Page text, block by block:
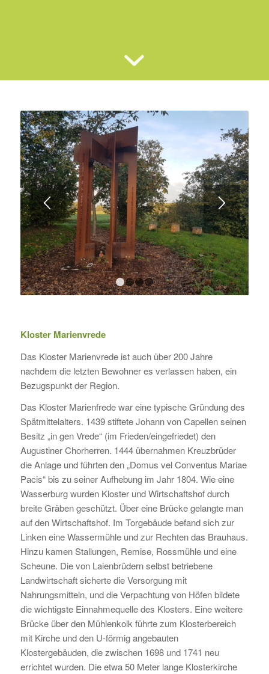
1 2 3 4
Kloster Marienvrede
Das Kloster Marienvrede ist auch über 200 Jahre
nachdem die letzten Bewohner es verlassen haben, ein
Bezugspunkt der Region.
Das Kloster Marienfrede war eine typische Gründung des
Spätmittelalters. 1439 stiftete Johann von Capellen seinen
Besitz „in gen Vrede“ (im Frieden/eingefriedet) den
Augustiner Chorherren. 1444 übernahmen Kreuzbrüder
die Anlage und führten den „Domus vel Conventus Mariae
Pacis“ bis zu seiner Aufhebung im Jahr 1804. Wie eine
Wasserburg wurden Kloster und Wirtschaftshof durch
breite Gräben geschützt. Über eine Brücke gelangte man
auf den Wirtschaftshof. Im Torgebäude befand sich zur
Linken eine Wassermühle und zur Rechten das Brauhaus.
Hinzu kamen Stallungen, Remise, Rossmühle und eine
Scheune. Die von Laienbrüdern selbst betriebene
Landwirtschaft sicherte die Versorgung mit
Nahrungsmitteln, und die Verpachtung von Höfen bildete
die wichtigste Einnahmequelle des Klosters. Eine weitere
Brücke über den Mühlenkolk führte zum Klosterbereich
mit Kirche und den U-förmig angebauten
Klostergebäuden, die zwischen 1698 und 1741 neu
errichtet wurden. Die etwa 50 Meter lange Klosterkirche